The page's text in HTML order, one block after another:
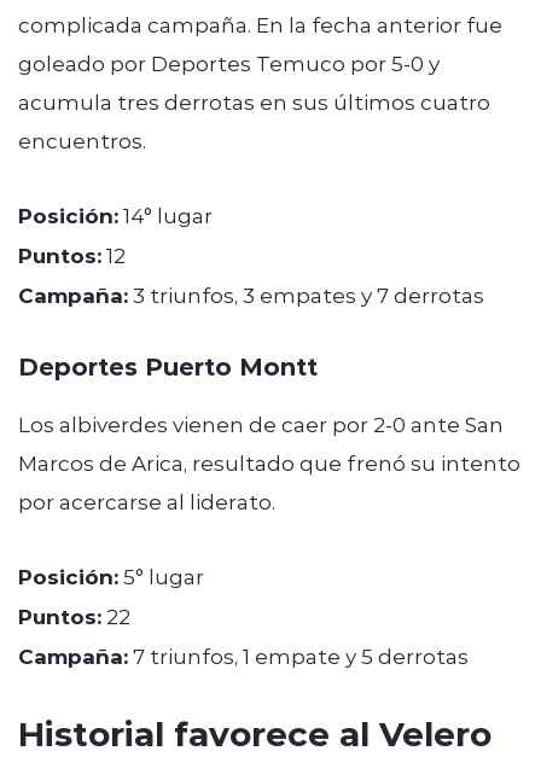
complicada campaña. En la fecha anterior fue
goleado por Deportes Temuco por 5-0 y
acumula tres derrotas en sus últimos cuatro
encuentros.
Posición:14° lugar
Puntos:12
Campaña:3 triunfos, 3 empates y 7 derrotas
Deportes Puerto Montt
Los albiverdes vienen de caer por 2-0 ante San
Marcos de Arica, resultado que frenó su intento
por acercarse al liderato.
Posición:5° lugar
Puntos:22
Campaña:7 triunfos, 1 empate y 5 derrotas
Historial favorece al Velero